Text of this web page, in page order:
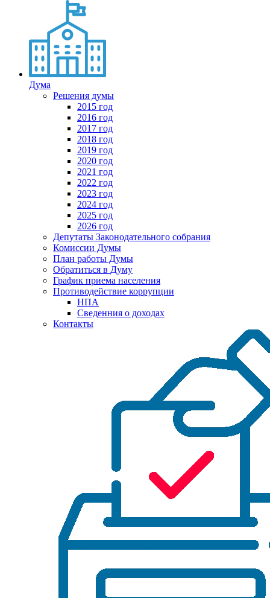
Дума
Решения думы
2015 год
2016 год
2017 год
2018 год
2019 год
2020 год
2021 год
2022 год
2023 год
2024 год
2025 год
2026 год
Депутаты Законодательного собрания
Комиссии Думы
План работы Думы
Обратиться в Думу
График приема населения
Противодействие коррупции
НПА
Сведенния о доходах
Контакты